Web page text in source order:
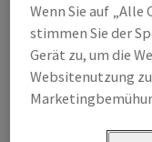
Wenn Sie auf
stimmen Sie der
Gerät zu, um die
Websitenutzung